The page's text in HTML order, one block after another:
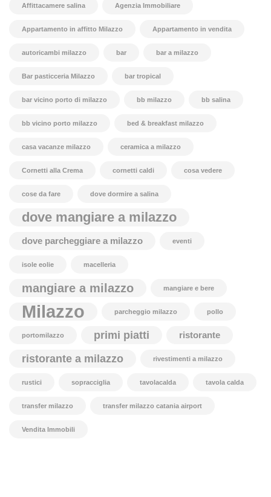
Affittacamere salina Agenzia Immobiliare
Appartamento in affitto Milazzo Appartamento in vendita
autoricambi milazzo bar bar a milazzo
Bar pasticceria Milazzo bar tropical
bar vicino porto di milazzo bb milazzo bb salina
bb vicino porto milazzo bed & breakfast milazzo
casa vacanze milazzo ceramica a milazzo
Cornetti alla Crema cornetti caldi cosa vedere
cose da fare dove dormire a salina
dove mangiare a milazzo
dove parcheggiare a milazzo eventi
isole eolie macelleria
mangiare a milazzo mangiare e bere
Milazzo parcheggio milazzo pollo
portomilazzo primi piatti ristorante
ristorante a milazzo rivestimenti a milazzo
rustici sopracciglia tavolacalda tavola calda
transfer milazzo transfer milazzo catania airport
Vendita Immobili